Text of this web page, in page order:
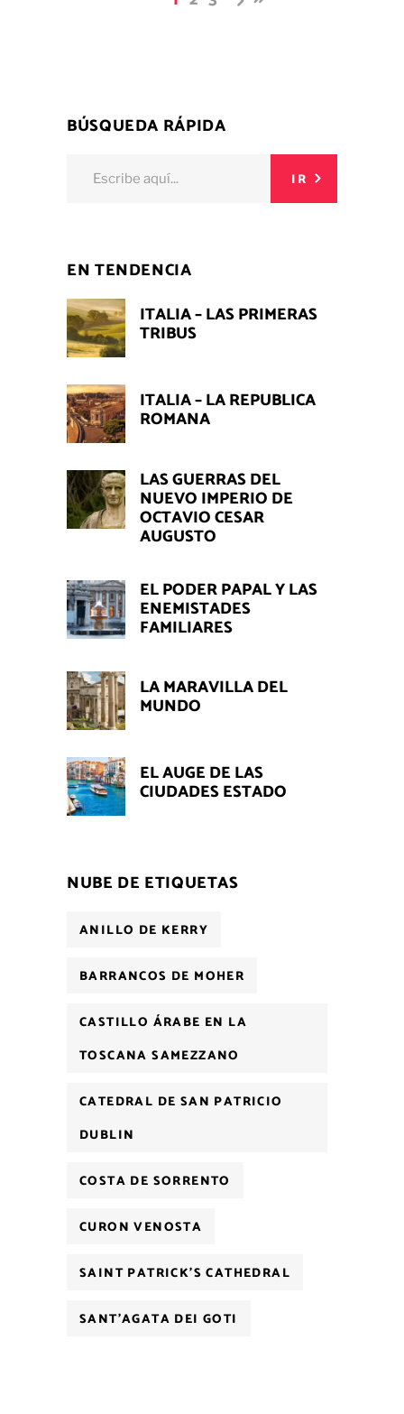
BÚSQUEDA RÁPIDA
IR
EN TENDENCIA
ITALIA – LAS PRIMERAS
TRIBUS
ITALIA – LA REPUBLICA
ROMANA
LAS GUERRAS DEL
NUEVO IMPERIO DE
OCTAVIO CESAR
AUGUSTO
EL PODER PAPAL Y LAS
ENEMISTADES
FAMILIARES
LA MARAVILLA DEL
MUNDO
EL AUGE DE LAS
CIUDADES ESTADO
NUBE DE ETIQUETAS
ANILLO DE KERRY
BARRANCOS DE MOHER
CASTILLO ÁRABE EN LA
TOSCANA SAMEZZANO
CATEDRAL DE SAN PATRICIO
DUBLIN
COSTA DE SORRENTO
CURON VENOSTA
SAINT PATRICK'S CATHEDRAL
SANT'AGATA DEI GOTI